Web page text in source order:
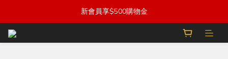
新會員享$500購物金